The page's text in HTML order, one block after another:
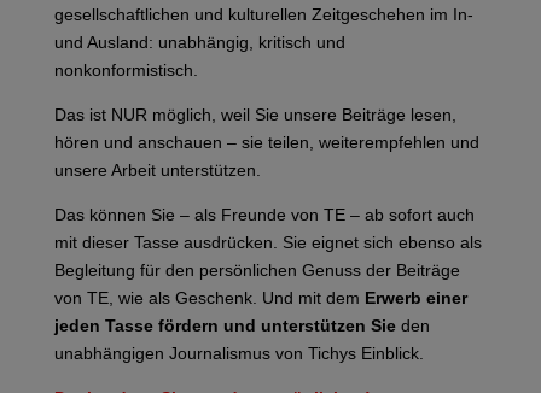
gesellschaftlichen und kulturellen Zeitgeschehen im In-
und Ausland: unabhängig, kritisch und
nonkonformistisch.
Das ist NUR möglich, weil Sie unsere Beiträge lesen,
hören und anschauen – sie teilen, weiterempfehlen und
unsere Arbeit unterstützen.
Das können Sie – als Freunde von TE – ab sofort auch
mit dieser Tasse ausdrücken. Sie eignet sich ebenso als
Begleitung für den persönlichen Genuss der Beiträge
von TE, wie als Geschenk. Und mit dem Erwerb einer
jeden Tasse fördern und unterstützen Sieden
unabhängigen Journalismus von Tichys Einblick.